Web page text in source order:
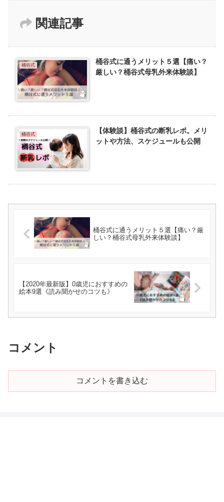
関連記事
桶谷式
桶谷式に通うメリット５選【痛い？
厳しい？桶谷式母乳外来体験談】
桶谷式
【体験談】桶谷式の断乳レポ。メリ
ットや方法、スケジュールも公開
桶谷式に通うメリット５選【痛い？厳
しい？桶谷式母乳外来体験談】
【2020年最新版】0歳児におすすめの
絵本9選《読み聞かせのコツも》
コメント
コメントを書き込む